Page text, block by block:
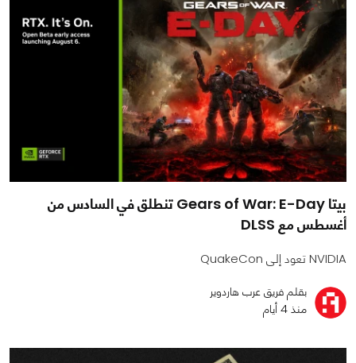
بيتا Gears of War: E-Day تنطلق في السادس من
أغسطس مع DLSS
NVIDIA تعود إلى QuakeCon
بقلم فريق عرب هاردوير
منذ 4 أيام